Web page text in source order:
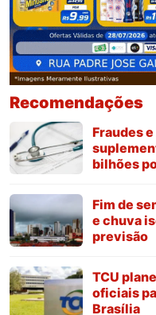
Recomendações
Fraudes
bilhões
Fim de
e chuva
previsão
TCU
oficiais
Brasília